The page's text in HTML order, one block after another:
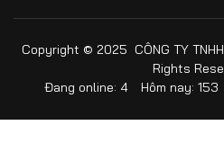
Aug 18, 2025
Hướng dẫn cách
đúng kỹ thuật hiệu
Copyright © 2025 CÔNG TY
Rights
Đang online: 4
Hôm nay: 153